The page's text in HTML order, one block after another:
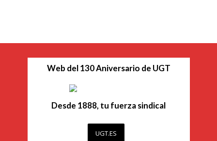
Web del 130 Aniversario de UGT
Desde 1888, tu fuerza sindical
UGT.ES